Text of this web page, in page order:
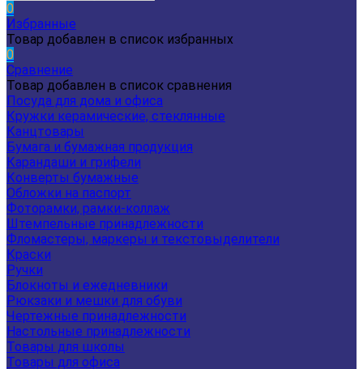
0
Избранные
Товар добавлен в список избранных
0
Сравнение
Товар добавлен в список сравнения
Посуда для дома и офиса
Кружки керамические, стеклянные
Канцтовары
Бумага и бумажная продукция
Карандаши и грифели
Конверты бумажные
Обложки на паспорт
Фоторамки, рамки-коллаж
Штемпельные принадлежности
Фломастеры, маркеры и текстовыделители
Краски
Ручки
Блокноты и ежедневники
Рюкзаки и мешки для обуви
Чертежные принадлежности
Настольные принадлежности
Товары для школы
Товары для офиса